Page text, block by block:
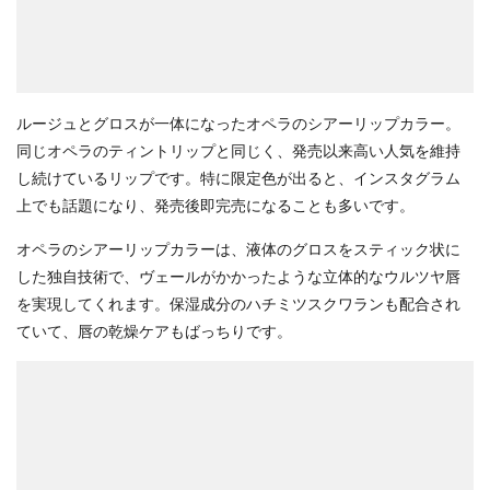
ルージュとグロスが一体になったオペラのシアーリップカラー。
同じオペラのティントリップと同じく、発売以来高い人気を維持
し続けているリップです。特に限定色が出ると、インスタグラム
上でも話題になり、発売後即完売になることも多いです。
オペラのシアーリップカラーは、液体のグロスをスティック状に
した独自技術で、ヴェールがかかったような立体的なウルツヤ唇
を実現してくれます。保湿成分のハチミツスクワランも配合され
ていて、唇の乾燥ケアもばっちりです。